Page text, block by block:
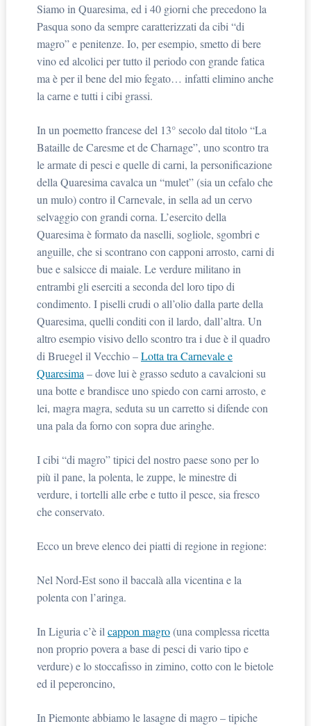
Siamo in Quaresima, ed i 40 giorni che precedono la
Pasqua sono da sempre caratterizzati da cibi “di
magro” e penitenze. Io, per esempio, smetto di bere
vino ed alcolici per tutto il periodo con grande fatica
ma è per il bene del mio fegato… infatti elimino anche
la carne e tutti i cibi grassi.
In un poemetto francese del 13° secolo dal titolo “La
Bataille de Caresme et de Charnage”, uno scontro tra
le armate di pesci e quelle di carni, la personificazione
della Quaresima cavalca un “mulet” (sia un cefalo che
un mulo) contro il Carnevale, in sella ad un cervo
selvaggio con grandi corna. L’esercito della
Quaresima è formato da naselli, sogliole, sgombri e
anguille, che si scontrano con capponi arrosto, carni di
bue e salsicce di maiale. Le verdure militano in
entrambi gli eserciti a seconda del loro tipo di
condimento. I piselli crudi o all’olio dalla parte della
Quaresima, quelli conditi con il lardo, dall’altra. Un
altro esempio visivo dello scontro tra i due è il quadro
di Bruegel il Vecchio –Lotta tra Carnevale e
Quaresima – dove lui è grasso seduto a cavalcioni su
una botte e brandisce uno spiedo con carni arrosto, e
lei, magra magra, seduta su un carretto si difende con
una pala da forno con sopra due aringhe.
I cibi “di magro” tipici del nostro paese sono per lo
più il pane, la polenta, le zuppe, le minestre di
verdure, i tortelli alle erbe e tutto il pesce, sia fresco
che conservato.
Ecco un breve elenco dei piatti di regione in regione:
Nel Nord-Est sono il baccalà alla vicentina e la
polenta con l’aringa.
In Liguria c’è il cappon magro(una complessa ricetta
non proprio povera a base di pesci di vario tipo e
verdure) e lo stoccafisso in zimino, cotto con le bietole
ed il peperoncino,
In Piemonte abbiamo le lasagne di magro – tipiche